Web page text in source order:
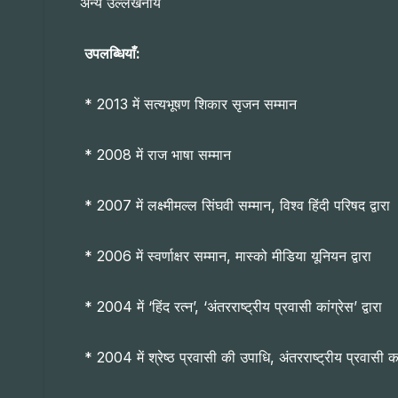
उपलब्धियाँ:
* 2013 में सत्यभूषण शिकार सृजन सम्मान
* 2008 में राज भाषा सम्मान
* 2007 में लक्ष्मीमल्ल सिंघवी सम्मान, विश्व हिंदी परिषद द्वारा
* 2006 में स्वर्णाक्षर सम्मान, मास्को मीडिया यूनियन द्वारा
* 2004 में ‘हिंद रत्न’, ‘अंतरराष्ट्रीय प्रवासी कांग्रेस’ द्वारा
* 2004 में श्रेष्ठ प्रवासी की उपाधि, अंतरराष्ट्रीय प्रवासी